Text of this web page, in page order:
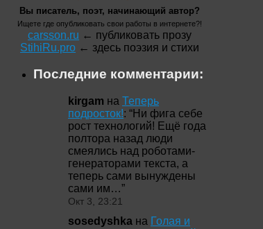
Вы писатель, поэт, начинающий автор?
Ищете где опубликовать свои работы в интернете?!
carsson.ru ← публиковать прозу
StihiRu.pro ← здесь поэзия и стихи
Последние комментарии:
kirgam на Теперь
подросток!: “Ни фига себе
рост технологий! Ещё года
полтора назад люди
смеялись над роботами-
генераторами текста, а
теперь сами вынуждены
сами им…”
Окт 3, 23:21
sosedyshka на Голая и